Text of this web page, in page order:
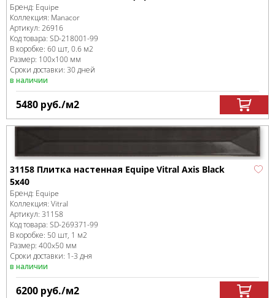
Бренд: Equipe
Коллекция: Manacor
Артикул: 26916
Код товара: SD-218001-99
В коробке: 60 шт, 0.6 м2
Размер: 100x100 мм
Сроки доставки: 30 дней
в наличии
5480 руб./м2
31158 Плитка настенная Equipe Vitral Axis Black
5x40
Бренд: Equipe
Коллекция: Vitral
Артикул: 31158
Код товара: SD-269371-99
В коробке: 50 шт, 1 м2
Размер: 400x50 мм
Сроки доставки: 1-3 дня
в наличии
6200 руб./м2